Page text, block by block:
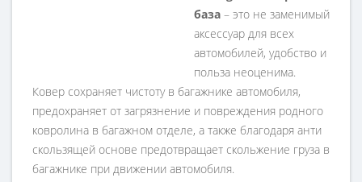
база – это не заменимый
аксессуар для всех
автомобилей, удобство и
польза неоценима.
Ковер сохраняет чистоту в багажнике автомобиля,
предохраняет от загрязнение и повреждения родного
ковролина в багажном отделе, а также благодаря анти
скользящей основе предотвращает скольжение груза в
багажнике при движении автомобиля.